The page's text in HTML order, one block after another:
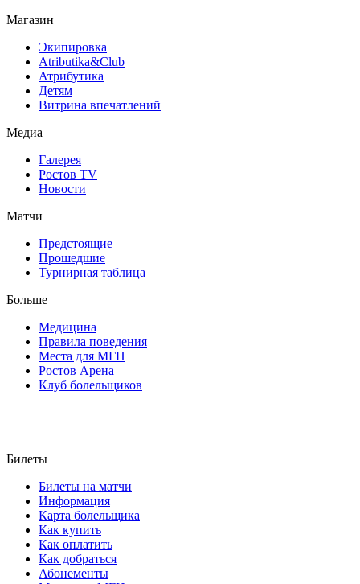
Магазин
Экипировка
Atributika&Club
Атрибутика
Детям
Витрина впечатлений
Медиа
Галерея
Ростов TV
Новости
Матчи
Предстоящие
Прошедшие
Турнирная таблица
Больше
Медицина
Правила поведения
Места для МГН
Ростов Арена
Клуб болельщиков
Билеты
Билеты на матчи
Информация
Карта болельщика
Как купить
Как оплатить
Как добраться
Абонементы